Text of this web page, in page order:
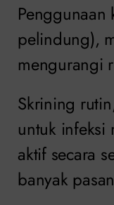
pelindung),
mengurangi
Skrining
untuk infeksi
aktif secara
banyak